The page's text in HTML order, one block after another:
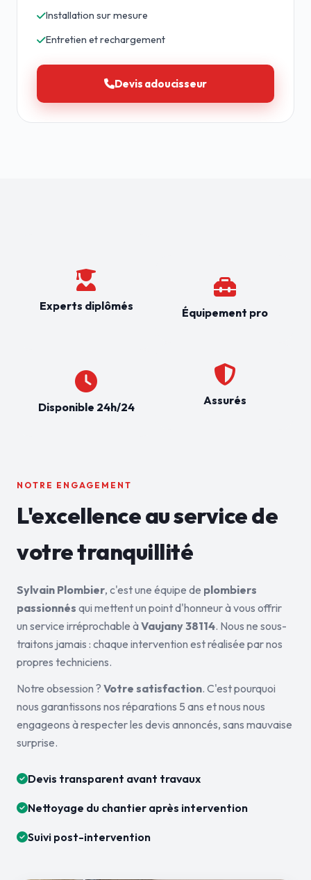
Installation sur mesure
Entretien et rechargement
Devis adoucisseur
Experts diplômés
Disponible 24h/24
Équipement pro
Assurés
NOTRE ENGAGEMENT
L'excellence au service de
votre tranquillité
Sylvain Plombier, c'est une équipe de plombiers
passionnés qui mettent un point d'honneur à vous offrir
un service irréprochable àVaujany 38114. Nous ne sous-
traitons jamais : chaque intervention est réalisée par nos
propres techniciens.
Notre obsession ? Votre satisfaction. C'est pourquoi
nous garantissons nos réparations 5 ans et nous nous
engageons à respecter les devis annoncés, sans mauvaise
surprise.
Devis transparent avant travaux
Nettoyage du chantier après intervention
Suivi post-intervention